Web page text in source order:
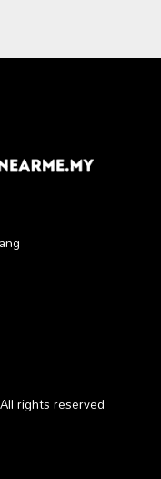
rights reserved